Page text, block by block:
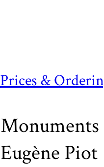
Prices &
Eugène Piot